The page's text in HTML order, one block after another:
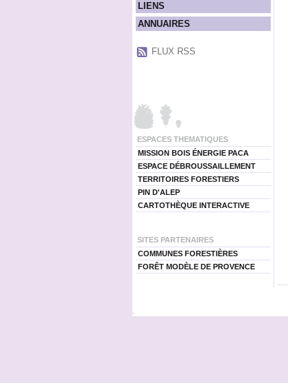
LIENS
ANNUAIRES
FLUX RSS
ESPACES THEMATIQUES
MISSION BOIS ÉNERGIE PACA
ESPACE DÉBROUSSAILLEMENT
TERRITOIRES FORESTIERS
PIN D'ALEP
CARTOTHÈQUE INTERACTIVE
SITES PARTENAIRES
COMMUNES FORESTIÈRES
FORÊT MODÈLE DE PROVENCE